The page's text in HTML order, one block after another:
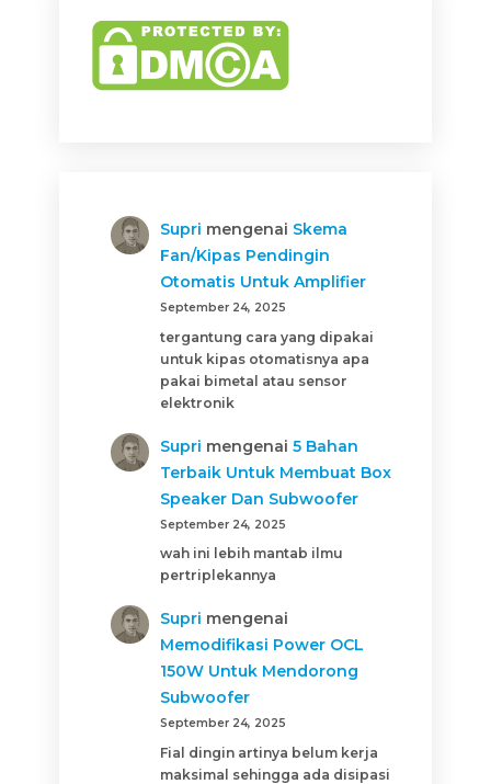
Supri mengenai Skema
Fan/Kipas Pendingin
Otomatis Untuk Amplifier
September 24, 2025
tergantung cara yang dipakai
untuk kipas otomatisnya apa
pakai bimetal atau sensor
elektronik
Supri mengenai5 Bahan
Terbaik Untuk Membuat Box
Speaker Dan Subwoofer
September 24, 2025
wah ini lebih mantab ilmu
pertriplekannya
Supri mengenai
Memodifikasi Power OCL
150W Untuk Mendorong
Subwoofer
September 24, 2025
Fial dingin artinya belum kerja
maksimal sehingga ada disipasi